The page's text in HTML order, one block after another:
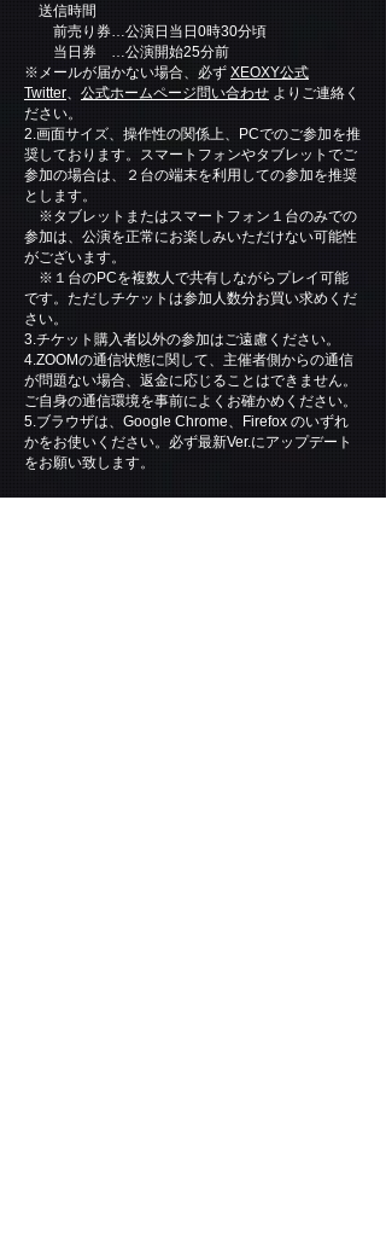
送信時間
前売り券…公演日当日0時30分頃
当日券 …公演開始25分前
※メールが届かない場合、必ず XEOXY公式
Twitter、 公式ホームページ問い合わせ よりご連絡く
ださい。
2.画面サイズ、操作性の関係上、PCでのご参加を推
奨しております。スマートフォンやタブレットでご
参加の場合は、２台の端末を利用しての参加を推奨
とします。
※タブレットまたはスマートフォン１台のみでの
参加は、公演を正常にお楽しみいただけない可能性
がございます。
※１台のPCを複数人で共有しながらプレイ可能
です。ただしチケットは参加人数分お買い求めくだ
さい。
3.チケット購入者以外の参加はご遠慮ください。
4.ZOOMの通信状態に関して、主催者側からの通信
が問題ない場合、返金に応じることはできません。
ご自身の通信環境を事前によくお確かめください。
5.ブラウザは、Google Chrome、Firefox のいずれ
かをお使いください。必ず最新Ver.にアップデート
をお願い致します。